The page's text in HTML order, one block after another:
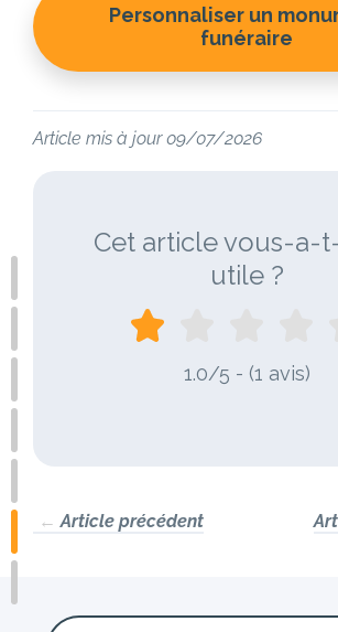
Personnaliser un
funéraire
Article mis à jour 09/07/2026
Cet article vous-a-
utile ?
1.0/5 - (1 avis)
← Article précédent